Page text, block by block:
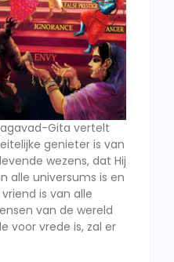
Gita vertelt
genieter is van
wezens, dat Hij
alle universums is en
is van alle
van de wereld
voor vrede is, zal er